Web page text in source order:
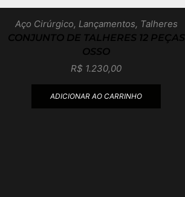
Aço Cirúrgico, Lançamentos, Talheres
CONJUNTO DE TALHERES 12 PEÇAS
OSSO
R$ 1.230,00
ADICIONAR AO CARRINHO